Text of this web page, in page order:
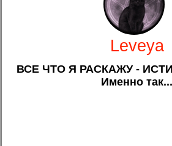
Leveya
ВСЕ ЧТО Я РАСКАЖУ -
Именно так...